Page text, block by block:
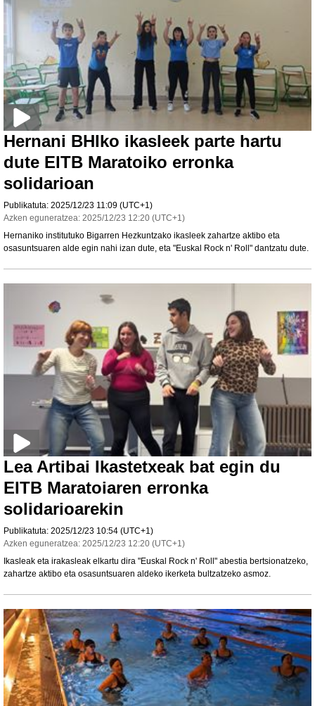
Hernani BHIko ikasleek parte hartu
dute EITB Maratoiko erronka
solidarioan
Publikatuta: 2025/12/23 11:09 (UTC+1)
Azken eguneratzea: 2025/12/23 12:20 (UTC+1)
Hernaniko institutuko Bigarren Hezkuntzako ikasleek zahartze aktibo eta
osasuntsuaren alde egin nahi izan dute, eta "Euskal Rock n' Roll" dantzatu dute.
Lea Artibai Ikastetxeak bat egin du
EITB Maratoiaren erronka
solidarioarekin
Publikatuta: 2025/12/23 10:54 (UTC+1)
Azken eguneratzea: 2025/12/23 12:20 (UTC+1)
Ikasleak eta irakasleak elkartu dira "Euskal Rock n' Roll" abestia bertsionatzeko,
zahartze aktibo eta osasuntsuaren aldeko ikerketa bultzatzeko asmoz.